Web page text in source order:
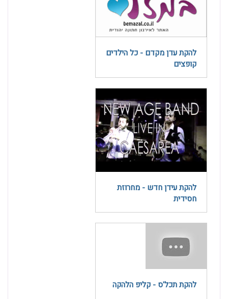
להקת עדן מקדם - כל הילדים
קופצים
להקת עידן חדש - מחרוזת
חסידית
להקת תכל'ס - קליפ הלהקה